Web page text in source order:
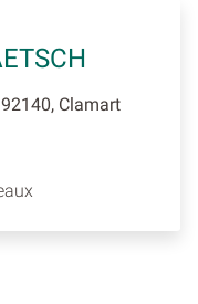
Clamart